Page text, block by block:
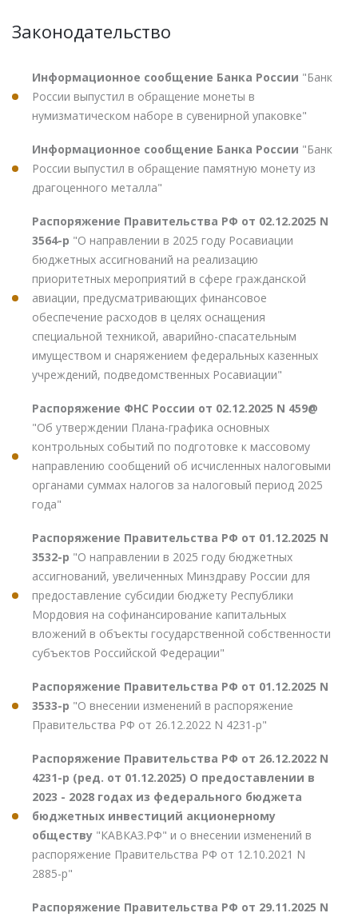
Законодательство
Информационное сообщение Банка России "Банк
России выпустил в обращение монеты в
нумизматическом наборе в сувенирной упаковке"
Информационное сообщение Банка России "Банк
России выпустил в обращение памятную монету из
драгоценного металла"
Распоряжение Правительства РФ от 02.12.2025 N
3564-р "О направлении в 2025 году Росавиации
бюджетных ассигнований на реализацию
приоритетных мероприятий в сфере гражданской
авиации, предусматривающих финансовое
обеспечение расходов в целях оснащения
специальной техникой, аварийно-спасательным
имуществом и снаряжением федеральных казенных
учреждений, подведомственных Росавиации"
Распоряжение ФНС России от 02.12.2025 N 459@
"Об утверждении Плана-графика основных
контрольных событий по подготовке к массовому
направлению сообщений об исчисленных налоговыми
органами суммах налогов за налоговый период 2025
года"
Распоряжение Правительства РФ от 01.12.2025 N
3532-р "О направлении в 2025 году бюджетных
ассигнований, увеличенных Минздраву России для
предоставление субсидии бюджету Республики
Мордовия на софинансирование капитальных
вложений в объекты государственной собственности
субъектов Российской Федерации"
Распоряжение Правительства РФ от 01.12.2025 N
3533-р "О внесении изменений в распоряжение
Правительства РФ от 26.12.2022 N 4231-р"
Распоряжение Правительства РФ от 26.12.2022 N
4231-р (ред. от 01.12.2025) О предоставлении в
2023 - 2028 годах из федерального бюджета
бюджетных инвестиций акционерному
обществу "КАВКАЗ.РФ" и о внесении изменений в
распоряжение Правительства РФ от 12.10.2021 N
2885-р"
Распоряжение Правительства РФ от 29.11.2025 N